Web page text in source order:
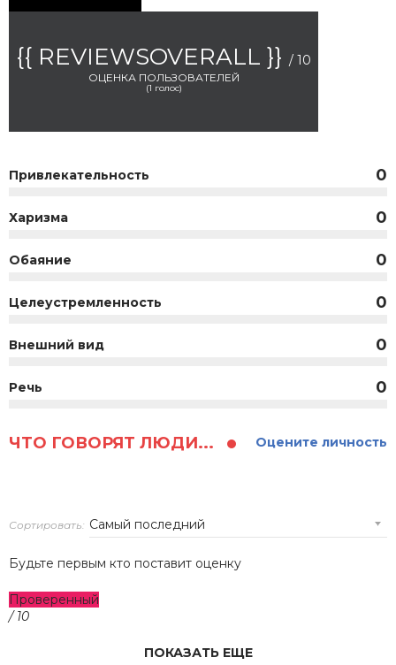
{{ REVIEWSOVERALL }} / 10
ОЦЕНКА ПОЛЬЗОВАТЕЛЕЙ
(1 голос)
Привлекательность 0
Харизма 0
Обаяние 0
Целеустремленность 0
Внешний вид 0
Речь 0
ЧТО ГОВОРЯТ ЛЮДИ... Оцените личность
Сортировать:
Будьте первым кто поставит оценку
Проверенный
/ 10
ПОКАЗАТЬ ЕЩЕ